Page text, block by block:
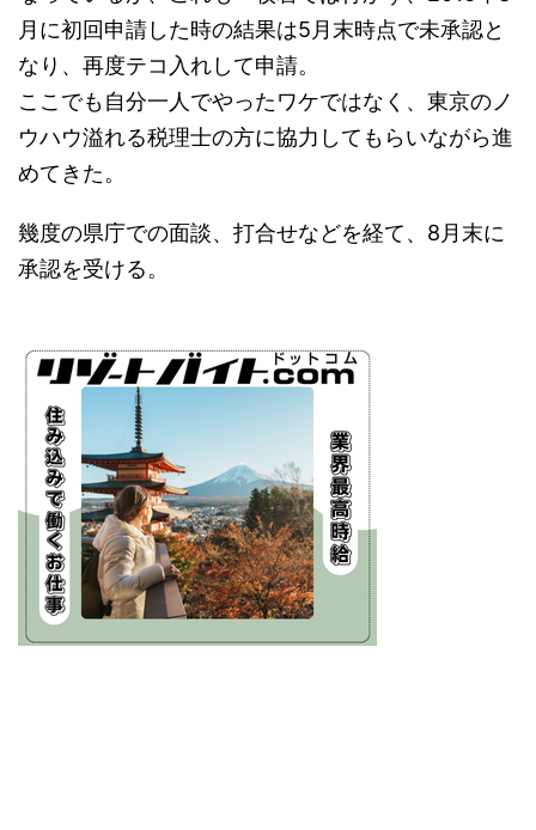
月に初回申請した時の結果は5月末時点で未承認と
なり、再度テコ入れして申請。
ここでも自分一人でやったワケではなく、東京のノ
ウハウ溢れる税理士の方に協力してもらいながら進
めてきた。
幾度の県庁での面談、打合せなどを経て、8月末に
承認を受ける。